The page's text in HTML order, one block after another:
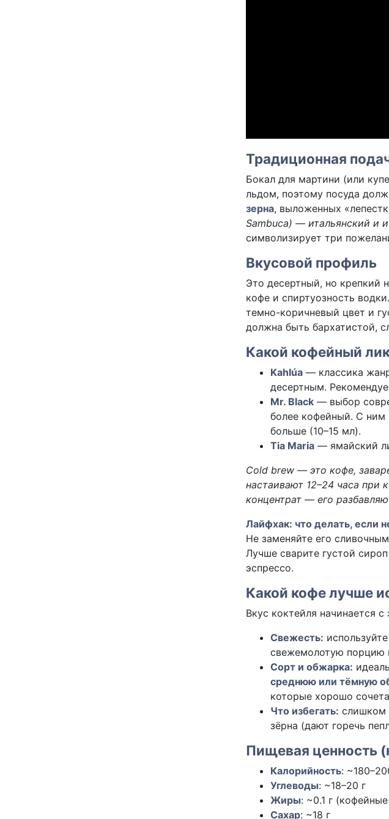
Традиционная
Бокал для мартини (или
льдом, поэтому посуда
зерна, выложенных
Sambuca) — итальянский и
символизирует три
Вкусовой профиль
Это десертный, но крепкий
кофе и спиртуозность
темно-коричневый цвет и
должна быть бархатистой,
Какой кофейный
Kahlúa — классика
десертным.
Mr. Black — выбор
более кофейный. С ним
больше (10–15 мл).
Tia Maria — ямайский
Cold brew — это кофе,
настаивают 12–24 часа при
концентрат — его
Лайфхак: что делать, если
Не заменяйте его
Лучше сварите густой
эспрессо.
Какой кофе лучше
Вкус коктейля начинается
Свежесть:
свежемолотую порцию
Сорт и обжарка:
среднюю или тёмную
которые хорошо
Что избегать: слишком
зёрна (дают горечь
Пищевая ценность
Калорийность:
Углеводы: ~18–20 г
Жиры: ~0.1 г
Сахар: ~18 г